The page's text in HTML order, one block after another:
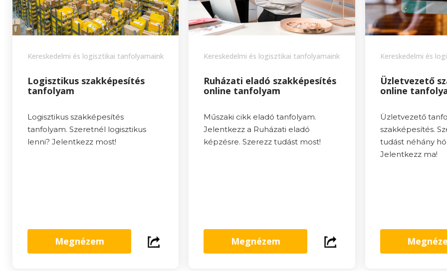
Kereskedelmi és logisztikai tanfolyamaink
Logisztikus szakképesítés
tanfolyam
Logisztikus szakképesítés
tanfolyam. Szeretnél logisztikus
lenni? Jelentkezz most!
Megnézem
Kereskedelmi és logisztikai tanfolyamaink
Ruházati eladó szakképesítés
online tanfolyam
Műszaki cikk eladó tanfolyam.
Jelentkezz a Ruházati eladó
képzésre. Szerezz tudást most!
Megnézem
Kereskedelmi és
Üzletvezető
online
Üzletvezető
szakképesítés.
tudást néhány
Jelentkezz ma!